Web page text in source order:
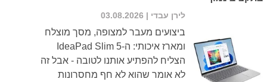
לירן עבדי | 03.08.2026
ביצועים מעבר למצופה, מסך מוצלח
ומארז איכותי: ה-IdeaPad Slim 5
הצליח להפתיע אותנו לטובה - אבל זה
לא אומר שהוא לא חף מחסרונות